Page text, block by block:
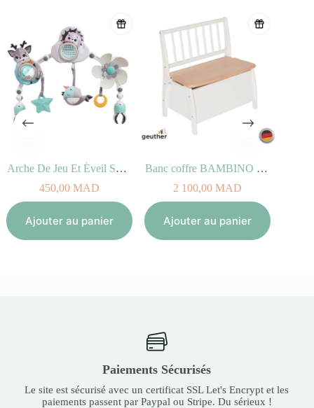
Arche De Jeu Et Éveil Sunny Stroll Black & White (0+)
450,00MAD
Ajouter au panier
Banc coffre BAMBINO Blanc Naturel
2 100,00MAD
Ajouter au panier
Paiements Sécurisés
Le site est sécurisé avec un certificat SSL Let's Encrypt et les
paiements passent par Paypal ou Stripe. Du sérieux !